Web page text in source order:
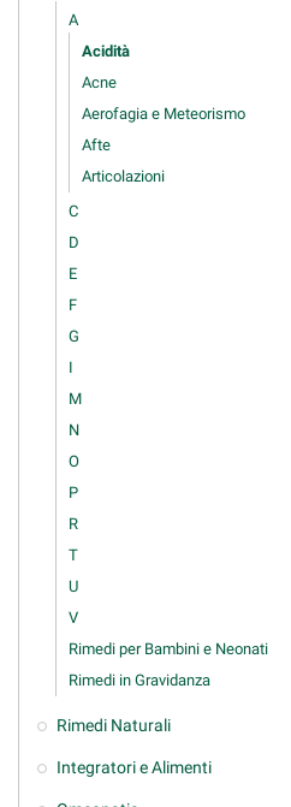
A
Acidità
Acne
Aerofagia e Meteorismo
Afte
Articolazioni
C
D
E
F
G
I
M
N
O
P
R
T
U
V
Rimedi per Bambini e Neonati
Rimedi in Gravidanza
Rimedi Naturali
Integratori e Alimenti